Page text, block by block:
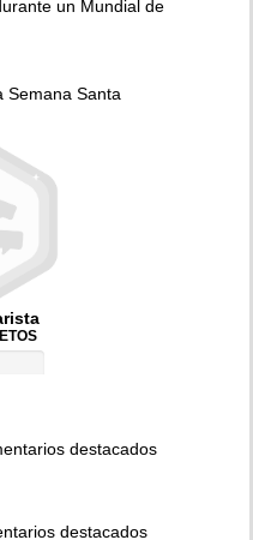
un Mundial de
Semana Santa
destacados
destacados